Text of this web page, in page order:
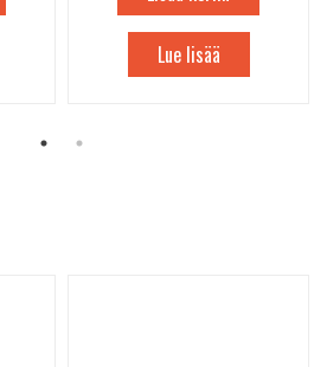
Lue lisää